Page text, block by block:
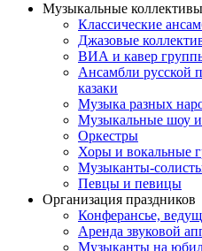
Музыкальные коллективы
Классические
Джазовые
ВИА и кавер
Ансамбли русской
казаки
Музыка разных
Музыкальные шоу
Оркестры
Хоры и вокальные
Музыканты-
Певцы и певицы
Организация праздников
Конферансье,
Аренда звуковой
Музыканты на